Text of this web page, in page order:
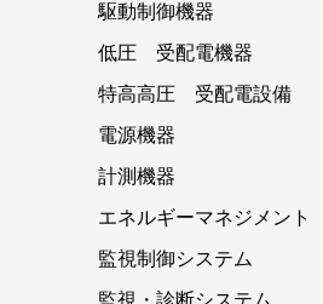
駆動制御機器
低圧 受配電機器
特高高圧 受配電設備
電源機器
計測機器
エネルギーマネジメント
監視制御システム
監視・診断システム